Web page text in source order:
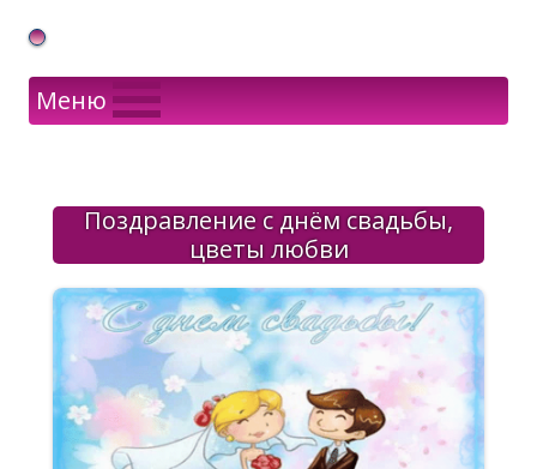
Gif Открытки в подарок
Меню
Поздравление с днём свадьбы,
цветы любви